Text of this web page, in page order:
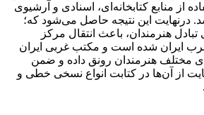
از منابع کتابخانه‌ای، اسنادی و آرشیوی
این نتیجه حاصل می‌شود که؛
تبادل هنرمندان، باعث انتقال مرکز
ایران شده است و مکتب غربی ایران
مختلف هنرمندان رونق داده و ضمن
از آن‌ها در کتابت انواع نسخی خطی و